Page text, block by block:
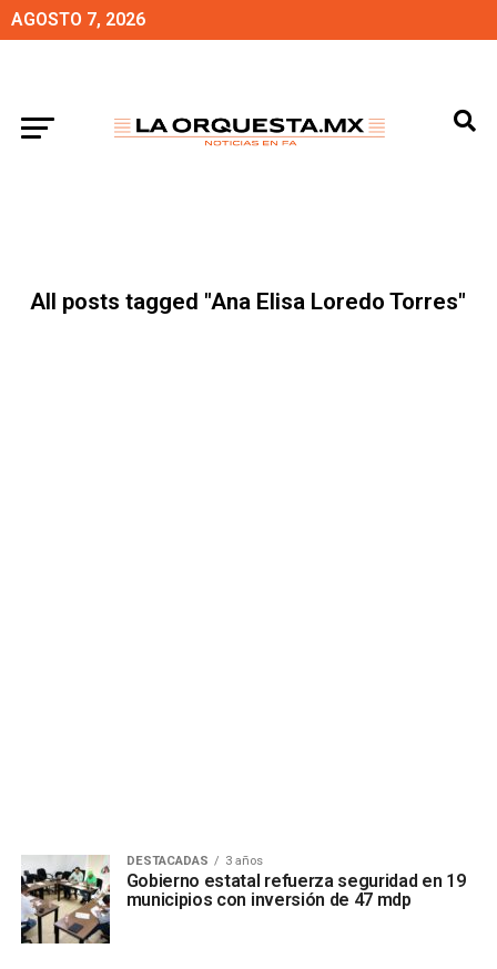
AGOSTO 7, 2026
All posts tagged "Ana Elisa Loredo Torres"
DESTACADAS 3 años
Gobierno estatal refuerza seguridad en 19
municipios con inversión de 47 mdp